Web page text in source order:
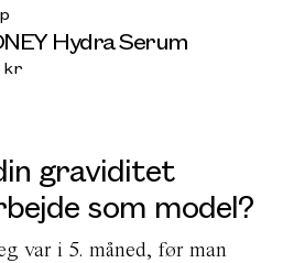
Hydra Serum
kr
graviditet
som model?
var i 5. måned, før man